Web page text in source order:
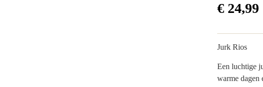
€24,99
Jurk Rios
Een luchtige
warme dagen